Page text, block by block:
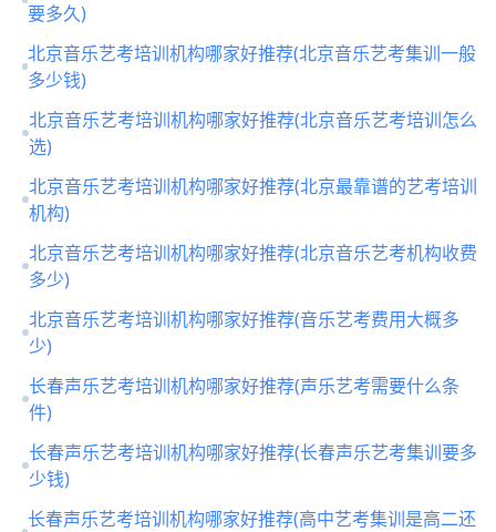
要多久)
北京音乐艺考培训机构哪家好推荐(北京音乐艺考集训一般
多少钱)
北京音乐艺考培训机构哪家好推荐(北京音乐艺考培训怎么
选)
北京音乐艺考培训机构哪家好推荐(北京最靠谱的艺考培训
机构)
北京音乐艺考培训机构哪家好推荐(北京音乐艺考机构收费
多少)
北京音乐艺考培训机构哪家好推荐(音乐艺考费用大概多
少)
长春声乐艺考培训机构哪家好推荐(声乐艺考需要什么条
件)
长春声乐艺考培训机构哪家好推荐(长春声乐艺考集训要多
少钱)
长春声乐艺考培训机构哪家好推荐(高中艺考集训是高二还